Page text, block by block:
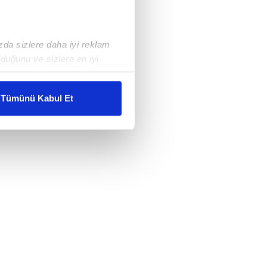
sizlere daha iyi reklam
ve sizlere en iyi
karşılamak
gösterilmeyecektir."
kullanılmaktadır. Bu
sunulması
ve sizlere yönelik
detaylı bilgi için Ayarlar
ve sitemizde ilgili
Tümünü Kabul Et